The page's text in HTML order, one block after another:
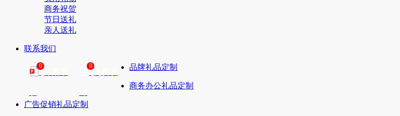
商务祝贺
节日送礼
亲人送礼
联系我们
0 0 品牌礼品定制
商务办公礼品定制
广告促销礼品定制